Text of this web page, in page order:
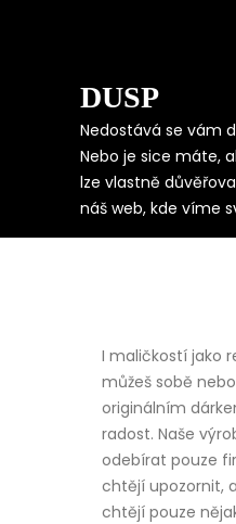
DUSP
Nedostává se vám
Nebo je sice máte,
lze vlastně
náš web, kde víme
POJĎ
I maličkostí jako
můžeš sobě
originálním
radost. Naše
odebírat pouze
chtějí upozornit,
chtějí pouze